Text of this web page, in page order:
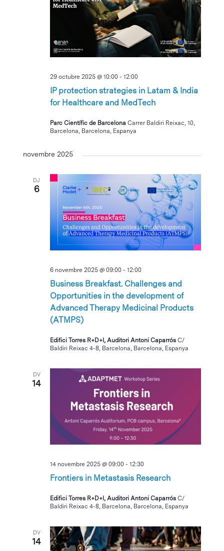
IP protection strategies in Latam & India
for Healthcare and MedTech
29 octubre 2025 @ 10:00 -12:00
Parc Científic de BarcelonaCarrer Baldiri Reixac, 10,
Barcelona, Barcelona, Espanya
novembre 2025
DJ
6
Business Breakfast. Challenges and
Opportunities in the development of
Advanced Therapy Medicinal Products
(ATMPS)
6 novembre 2025 @ 09:00 -12:00
Edifici Torres R+D+I, Auditori Antoni CaparrósC/
Baldiri Reixac 4-8, Barcelona, Barcelona, Espanya
DV
14
Frontiers in Metastasis Research
14 novembre 2025 @ 09:00 -12:30
Edifici Torres R+D+I, Auditori Antoni CaparrósC/
Baldiri Reixac 4-8, Barcelona, Barcelona, Espanya
DV
14